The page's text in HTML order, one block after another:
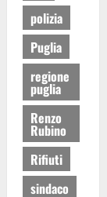
polizia
Puglia
regione
puglia
Renzo
Rubino
Rifiuti
sindaco